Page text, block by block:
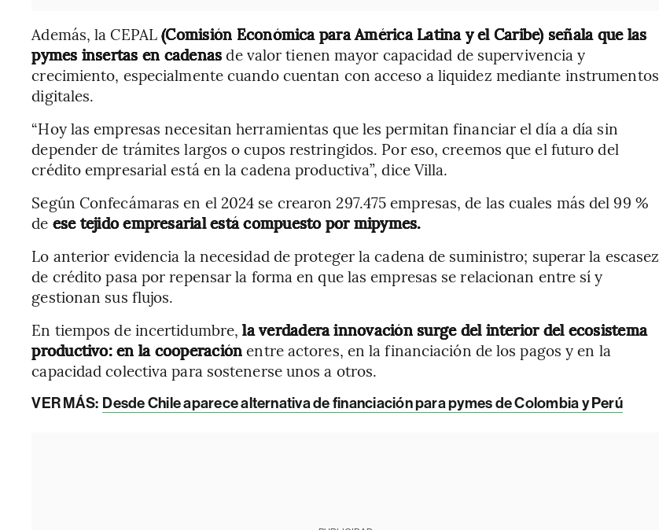
Además, la CEPAL(Comisión Económica para América Latina y el Caribe) señala que las
pymes insertas en cadenasde valor tienen mayor capacidad de supervivencia y
crecimiento, especialmente cuando cuentan con acceso a liquidez mediante instrumentos
digitales.
“Hoy las empresas necesitan herramientas que les permitan financiar el día a día sin
depender de trámites largos o cupos restringidos. Por eso, creemos que el futuro del
crédito empresarial está en la cadena productiva”, dice Villa.
Según Confecámaras en el 2024 se crearon 297.475 empresas, de las cuales más del 99 %
de ese tejido empresarial está compuesto por mipymes.
Lo anterior evidencia la necesidad de proteger la cadena de suministro; superar la escasez
de crédito pasa por repensar la forma en que las empresas se relacionan entre sí y
gestionan sus flujos.
En tiempos de incertidumbre, la verdadera innovación surge del interior del ecosistema
productivo: en la cooperaciónentre actores, en la financiación de los pagos y en la
capacidad colectiva para sostenerse unos a otros.
VER MÁS: Desde Chile aparece alternativa de financiación para pymes de Colombia y Perú